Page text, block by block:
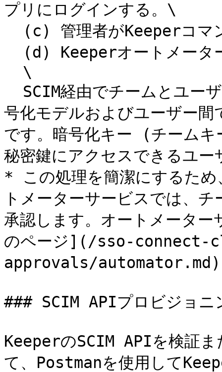
プリにログインする。\
号化モデルおよびユーザー
です。暗号化キー (チーム
秘密鍵にアクセスできるユ
* この処理を簡潔にするた
トメーターサービスでは、
承認します。オートメータ
のページ](/sso-
approvals/automator.md)
### SCIM APIプロビジョニ
KeeperのSCIM APIを検証ま
て、Postmanを使用して